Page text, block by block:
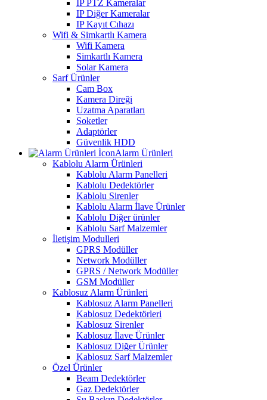
IP PTZ Kameralar
IP Diğer Kameralar
IP Kayıt Cıhazı
Wifi & Simkartlı Kamera
Wifi Kamera
Simkartlı Kamera
Solar Kamera
Sarf Ürünler
Cam Box
Kamera Direği
Uzatma Aparatları
Soketler
Adaptörler
Güvenlik HDD
Alarm Ürünleri
Kablolu Alarm Ürünleri
Kablolu Alarm Panelleri
Kablolu Dedektörler
Kablolu Sirenler
Kablolu Alarm İlave Ürünler
Kablolu Diğer ürünler
Kablolu Sarf Malzemler
İletişim Modulleri
GPRS Modüller
Network Modüller
GPRS / Network Modüller
GSM Modüller
Kablosuz Alarm Ürünleri
Kablosuz Alarm Panelleri
Kablosuz Dedektörleri
Kablosuz Sirenler
Kablosuz İlave Ürünler
Kablosuz Diğer Ürünler
Kablosuz Sarf Malzemler
Özel Ürünler
Beam Dedektörler
Gaz Dedektörler